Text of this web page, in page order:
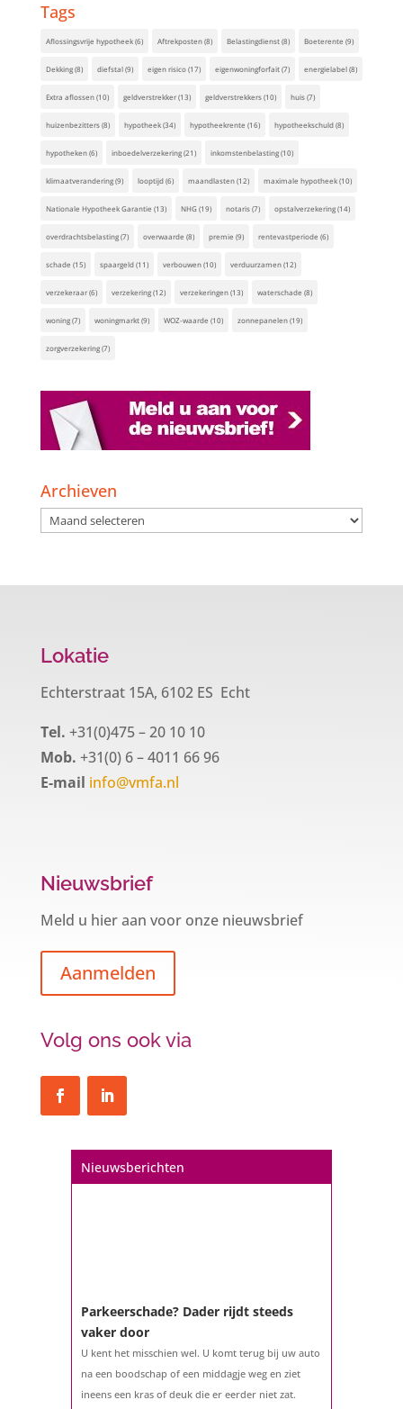
Tags
Aflossingsvrije hypotheek(6) Aftrekposten(8) Belastingdienst(8) Boeterente (9)
Dekking(8) diefstal(9) eigen risico(17) eigenwoningforfait(7) energielabel(8)
Extra aflossen(10) geldverstrekker(13) geldverstrekkers(10) huis(7)
huizenbezitters(8) hypotheek(34) hypotheekrente (16) hypotheekschuld(8)
hypotheken(6) inboedelverzekering(21) inkomstenbelasting(10)
klimaatverandering(9) looptijd(6) maandlasten(12) maximale hypotheek(10)
Nationale Hypotheek Garantie (13) NHG(19) notaris(7) opstalverzekering(14)
overdrachtsbelasting(7) overwaarde (8) premie (9) rentevastperiode (6)
schade (15) spaargeld(11) verbouwen(10) verduurzamen(12)
verzekeraar(6) verzekering(12) verzekeringen(13) waterschade (8)
woning(7) woningmarkt(9) WOZ-waarde (10) zonnepanelen(19)
zorgverzekering(7)
Archieven
Archieven
Lokatie
Echterstraat 15A, 6102 ES Echt
Tel. +31(0)475 – 20 10 10
Mob. +31(0) 6 – 4011 66 96
E-mail info@vmfa.nl
Nieuwsbrief
Meld u hier aan voor onze nieuwsbrief
Aanmelden
Volg ons ook via
Nieuwsberichten
Parkeerschade? Dader rijdt steeds
vaker door
U kent het misschien wel. U komt terug bij uw auto
na een boodschap of een middagje weg en ziet
ineens een kras of deuk die er eerder niet zat.